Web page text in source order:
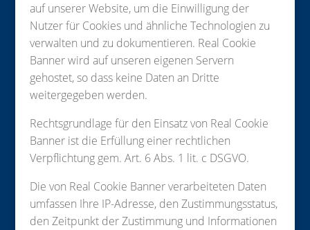
auf unserer Website, um die Einwilligung der
Nutzer für Cookies und ähnliche Technologien zu
verwalten und zu dokumentieren. Real Cookie
Banner wird auf unseren eigenen Servern
gehostet, so dass keine Daten an Dritte
weitergegeben werden.
Rechtsgrundlage für den Einsatz von Real Cookie
Banner ist die Erfüllung einer rechtlichen
Verpflichtung gem. Art. 6 Abs. 1 lit. c DSGVO.
Die von Real Cookie Banner verarbeiteten Daten
umfassen Ihre IP-Adresse, den Zustimmungsstatus,
den Zeitpunkt der Zustimmung und Informationen